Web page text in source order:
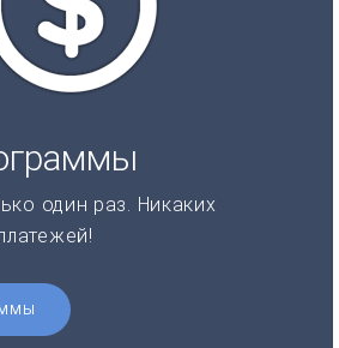
один раз. Никаких